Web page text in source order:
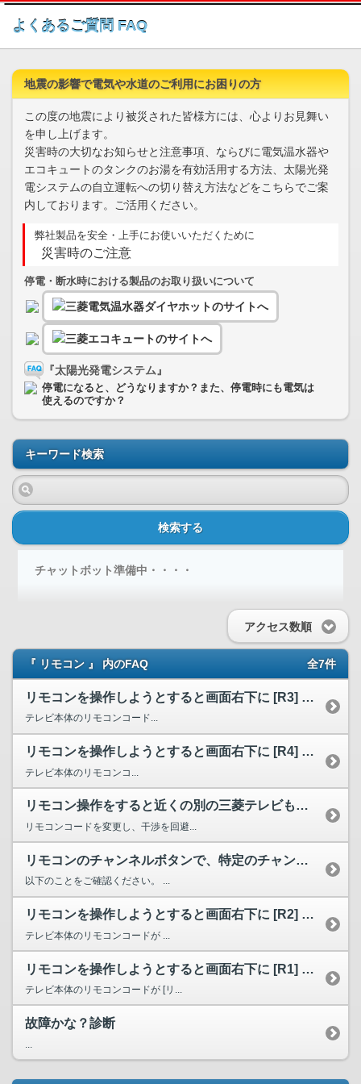
このページの本文へ
よくあるご質問 FAQ
地震の影響で電気や水道のご利用にお困りの方
この度の地震により被災された皆様方には、心よりお見舞い
を申し上げます。
災害時の大切なお知らせと注意事項、ならびに電気温水器や
エコキュートのタンクのお湯を有効活用する方法、太陽光発
電システムの自立運転への切り替え方法などをこちらでご案
内しております。ご活用ください。
弊社製品を安全・上手にお使いいただくために
災害時のご注意
停電・断水時における製品のお取り扱いについて
『太陽光発電システム』
停電になると、どうなりますか？また、停電時にも電気は
使えるのですか？
キーワード検索
検索する
チャットボット準備中・・・・
アクセス数順
『 リモコン 』 内のFAQ 全7件
リモコンを操作しようとすると画面右下に [R3] と表示が...
テレビ本体のリモコンコード...
リモコンを操作しようとすると画面右下に [R4] と表示が...
テレビ本体のリモコンコ...
リモコン操作をすると近くの別の三菱テレビも反応してしまいま...
リモコンコードを変更し、干渉を回避...
リモコンのチャンネルボタンで、特定のチャンネルだけが選べない。
以下のことをご確認ください。 ...
リモコンを操作しようとすると画面右下に [R2] と表示が...
テレビ本体のリモコンコードが ...
リモコンを操作しようとすると画面右下に [R1] と表示が...
テレビ本体のリモコンコードが [リ...
故障かな？診断